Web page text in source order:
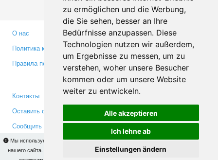
zu ermöglichen und die Werbung,
die Sie sehen, besser an Ihre
Bedürfnisse anzupassen. Diese
Technologien nutzen wir außerdem,
um Ergebnisse zu messen, um zu
verstehen, woher unsere Besucher
kommen oder um unsere Website
weiter zu entwickeln.
Alle akzeptieren
Ich lehne ab
Einstellungen ändern
Мы используем cookies для того, чтобы Вы могли использовать весь функционал
нашего сайта. На
Вы сможете узнать подробности и, при желании,
О нас
Политика конфиденциальности
Правила пользования
Партнерам
Инвесторам
Медиа
Контакты
Оставить отзыв
Сообщить об ошибке
Facebook
Twitter
YouTube
Google+